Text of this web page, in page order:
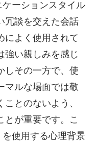
ケーションスタイル
冗談を交えた会話
によく使用されて
強い親しみを感じ
しその一方で、使
マルな場面では敬
とのないよう、
とが重要です。こ
使用する心理背景